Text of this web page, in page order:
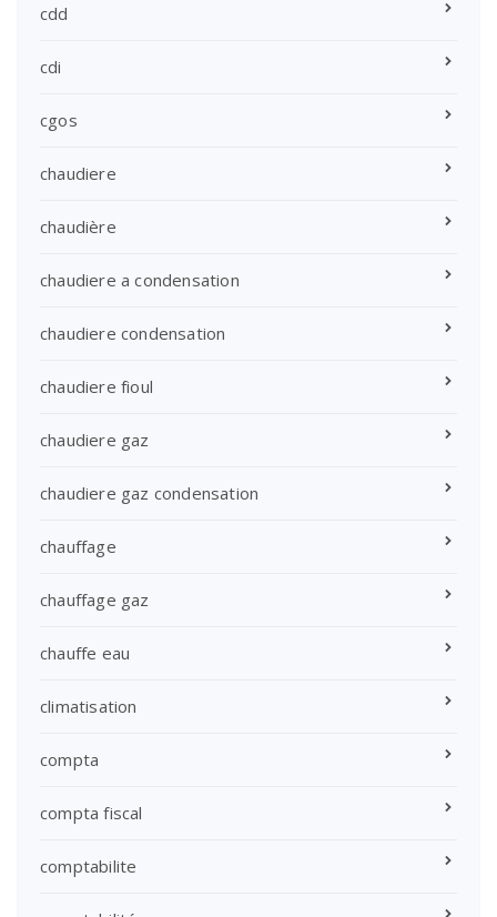
cdd
cdi
cgos
chaudiere
chaudière
chaudiere a condensation
chaudiere condensation
chaudiere fioul
chaudiere gaz
chaudiere gaz condensation
chauffage
chauffage gaz
chauffe eau
climatisation
compta
compta fiscal
comptabilite